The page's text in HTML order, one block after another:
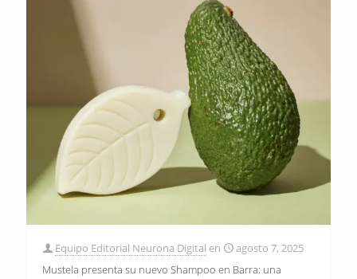
Equipo Editorial Neurona Digital en
agosto 7, 2025
Mustela presenta su nuevo Shampoo en Barra: una